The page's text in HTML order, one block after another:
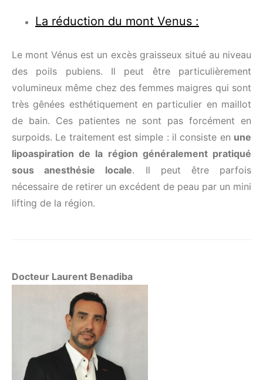
La réduction du mont Venus :
Le mont Vénus est un excès graisseux situé au niveau
des poils pubiens. Il peut être particulièrement
volumineux même chez des femmes maigres qui sont
très gênées esthétiquement en particulier en maillot
de bain. Ces patientes ne sont pas forcément en
surpoids. Le traitement est simple : il consiste en une
lipoaspiration de la région généralement pratiqué
sous anesthésie locale. Il peut être parfois
nécessaire de retirer un excédent de peau par un mini
lifting de la région.
Docteur Laurent Benadiba